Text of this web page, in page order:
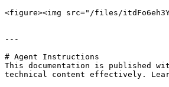
<figure><img src="/files/
---
# Agent Instructions
This documentation is published
technical content effectively.